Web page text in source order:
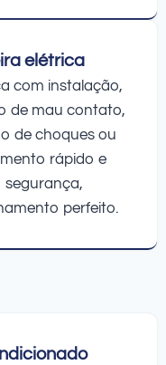
elétrica
com instalação,
de mau contato,
de choques ou
rápido e
perfeito.